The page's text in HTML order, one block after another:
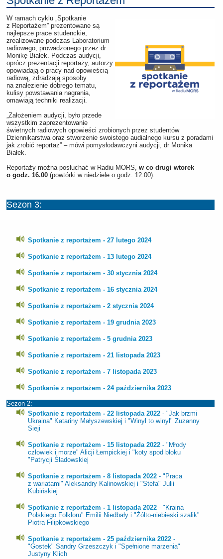
W ramach cyklu „Spotkanie
z Reportażem” prezentowane są
najlepsze prace studenckie,
zrealizowane podczas Laboratorium
radiowego, prowadzonego przez dr
Monikę Białek. Podczas audycji,
oprócz prezentacji reportaży, autorzy
opowiadają o pracy nad opowieścią
radiową, zdradzają sposoby
na znalezienie dobrego tematu,
kulisy powstawania nagrania,
omawiają techniki realizacji.
„Założeniem audycji, było przede
wszystkim zaprezentowanie
świetnych radiowych opowieści zrobionych przez studentów
Dziennikarstwa oraz stworzenie swoistego audialnego kursu z poradami
jak zrobić reportaż” – mówi pomysłodawczyni audycji, dr Monika
Białek.
Reportaży można posłuchać w Radiu MORS, w co drugi wtorek
o godz. 16.00 (powtórki w niedziele o godz. 12.00).
Sezon 3:
Spotkanie z reportażem - 27 lutego 2024
Spotkanie z reportażem - 13 lutego 2024
Spotkanie z reportażem - 30 stycznia 2024
Spotkanie z reportażem - 16 stycznia 2024
Spotkanie z reportażem - 2 stycznia 2024
Spotkanie z reportażem - 19 grudnia 2023
Spotkanie z reportażem - 5 grudnia 2023
Spotkanie z reportażem - 21 listopada 2023
Spotkanie z reportażem - 7 listopada 2023
Spotkanie z reportażem - 24 października 2023
Sezon 2:
Spotkanie z reportażem - 22 listopada 2022 - "Jak brzmi
Ukraina" Katariny Małyszewskiej i "Winyl to winyl" Zuzanny
Sieji
Spotkanie z reportażem - 15 listopada 2022 - "Młody
człowiek i morze" Alicji Łempickiej i "koty spod bloku
"Patrycji Śladowskiej
Spotkanie z reportażem - 8 listopada 2022 - "Praca
z wariatami" Aleksandry Kalinowskiej i "Stefa" Julii
Kubińskiej
Spotkanie z reportażem - 1 listopada 2022 - "Kraina
Polskiego Folkloru" Emilii Niedbały i "Żółto-niebieski szalik"
Piotra Filipkowskiego
Spotkanie z reportażem - 25 października 2022 -
"Gostek" Sandry Grzeszczyk i "Spełnione marzenia"
Justyny Klich